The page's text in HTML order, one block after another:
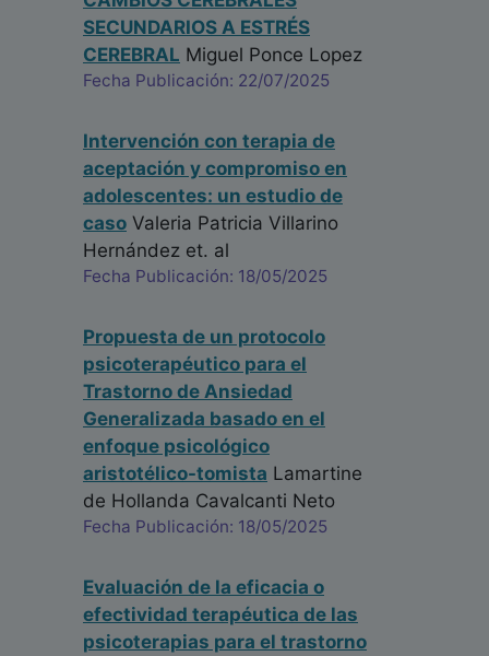
SECUNDARIOS A ESTRÉS
CEREBRAL Miguel Ponce Lopez
Fecha Publicación: 22/07/2025
Intervención con terapia de
aceptación y compromiso en
adolescentes: un estudio de
caso Valeria Patricia Villarino
Hernández et. al
Fecha Publicación: 18/05/2025
Propuesta de un protocolo
psicoterapéutico para el
Trastorno de Ansiedad
Generalizada basado en el
enfoque psicológico
aristotélico-tomista Lamartine
de Hollanda Cavalcanti Neto
Fecha Publicación: 18/05/2025
Evaluación de la eficacia o
efectividad terapéutica de las
psicoterapias para el trastorno